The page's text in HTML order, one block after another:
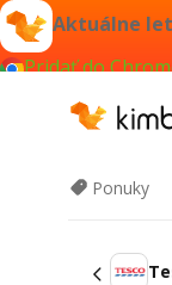
Aktuálne
Pridať do
Ponuky